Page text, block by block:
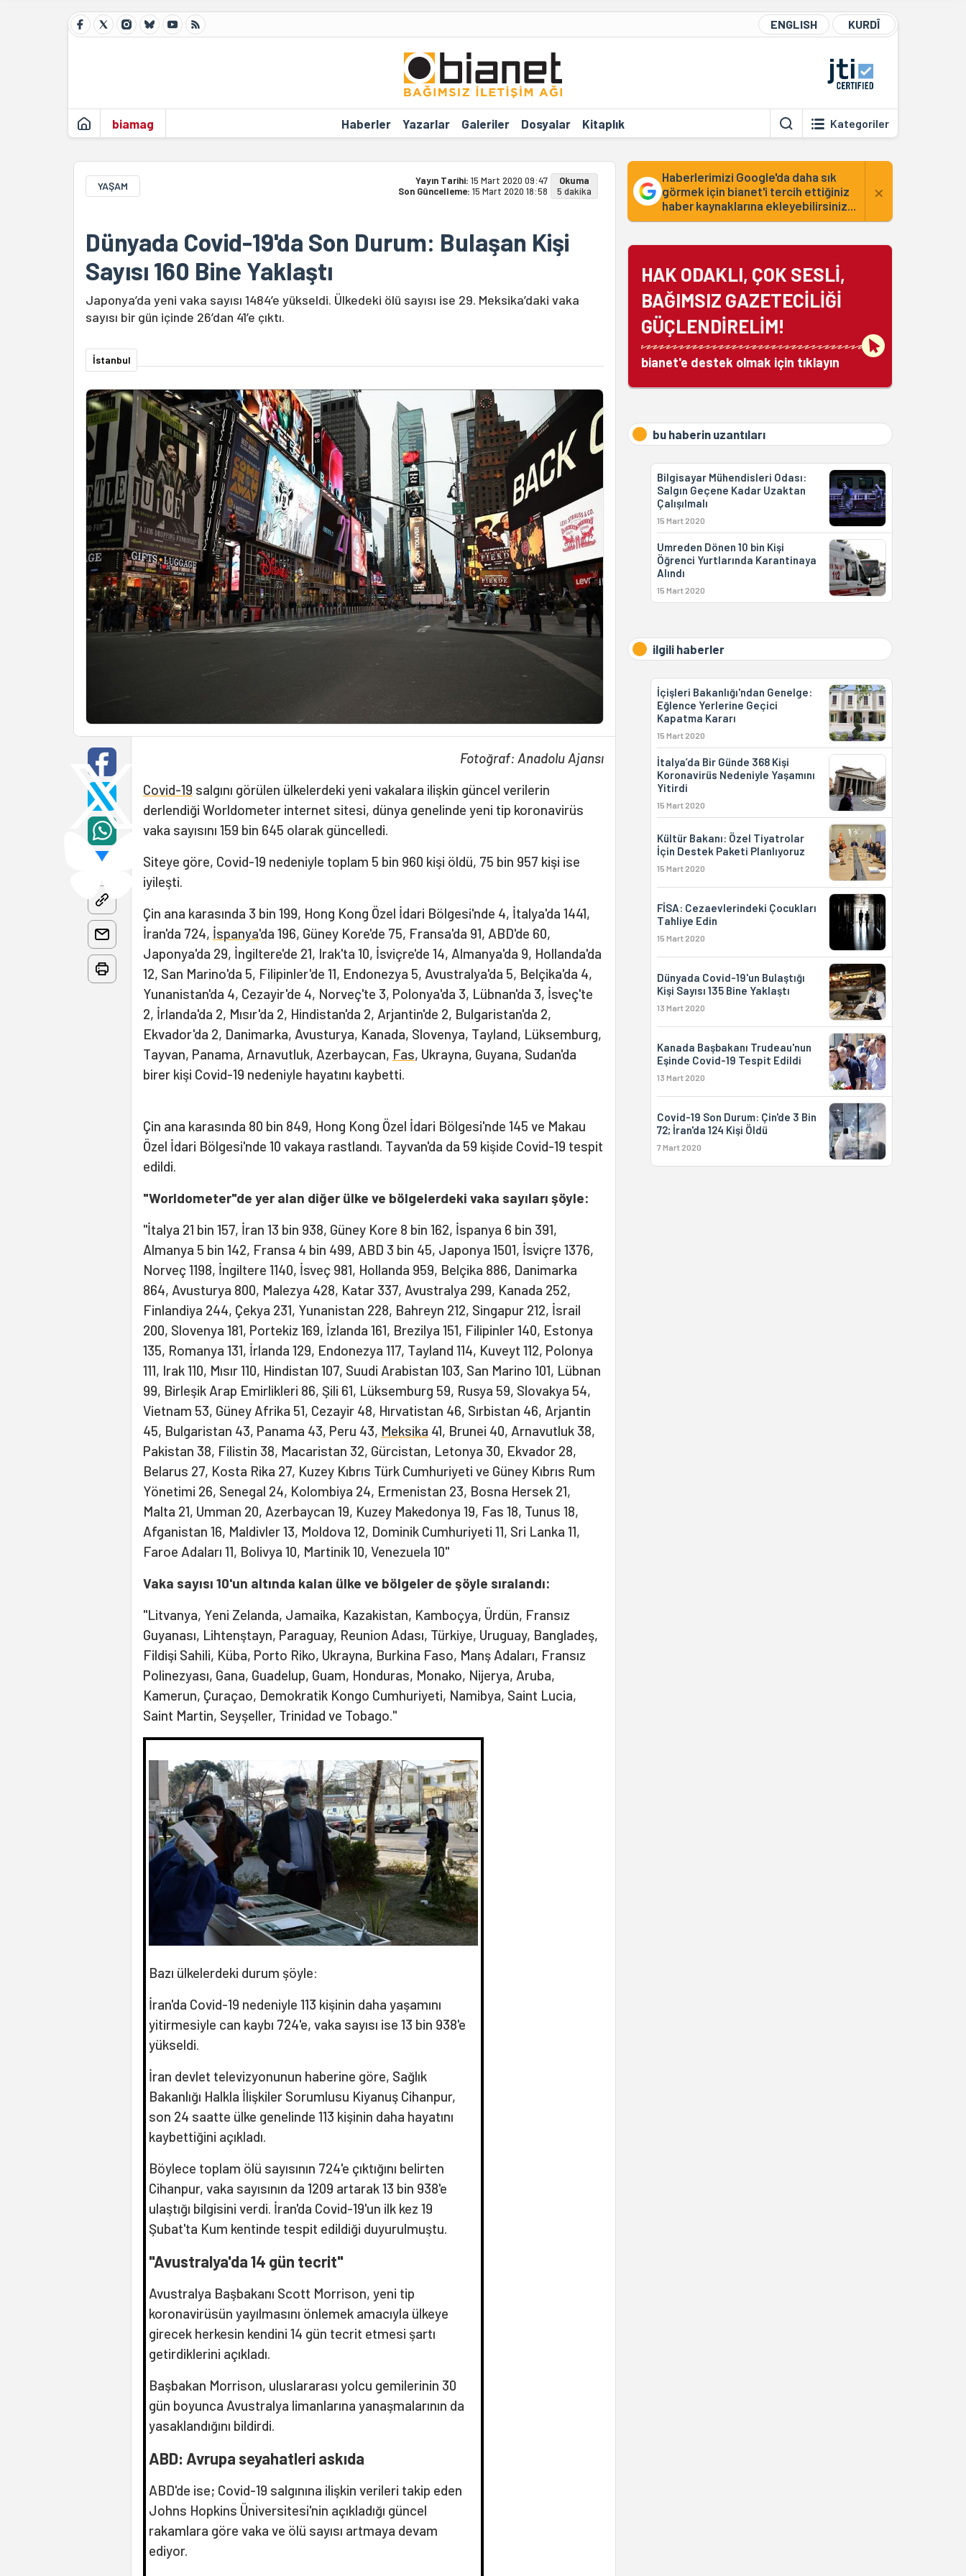
ENGLISH KURDÎ
biamag Haberler Yazarlar Galeriler Dosyalar Kitaplık Kategoriler
YAŞAM Yayın Tarihi: 15 Mart 2020 09:47
Son Güncelleme: 15 Mart 2020 18:58
Okuma
5 dakika
Dünyada Covid-19'da Son Durum: Bulaşan Kişi
Sayısı 160 Bine Yaklaştı
Japonya’da yeni vaka sayısı 1484’e yükseldi. Ülkedeki ölü sayısı ise 29. Meksika’daki vaka
sayısı bir gün içinde 26’dan 41’e çıktı.
İstanbul
Fotoğraf: Anadolu Ajansı
Covid-19 salgını görülen ülkelerdeki yeni vakalara ilişkin güncel verilerin
derlendiği Worldometer internet sitesi, dünya genelinde yeni tip koronavirüs
vaka sayısını 159 bin 645 olarak güncelledi.
Siteye göre, Covid-19 nedeniyle toplam 5 bin 960 kişi öldü, 75 bin 957 kişi ise
iyileşti.
Çin ana karasında 3 bin 199, Hong Kong Özel İdari Bölgesi'nde 4, İtalya'da 1441,
İran'da 724, İspanya'da 196, Güney Kore'de 75, Fransa'da 91, ABD'de 60,
Japonya'da 29, İngiltere'de 21, Irak'ta 10, İsviçre'de 14, Almanya'da 9, Hollanda'da
12, San Marino'da 5, Filipinler'de 11, Endonezya 5, Avustralya'da 5, Belçika'da 4,
Yunanistan'da 4, Cezayir'de 4, Norveç'te 3, Polonya'da 3, Lübnan'da 3, İsveç'te
2, İrlanda'da 2, Mısır'da 2, Hindistan'da 2, Arjantin'de 2, Bulgaristan'da 2,
Ekvador'da 2, Danimarka, Avusturya, Kanada, Slovenya, Tayland, Lüksemburg,
Tayvan, Panama, Arnavutluk, Azerbaycan, Fas, Ukrayna, Guyana, Sudan'da
birer kişi Covid-19 nedeniyle hayatını kaybetti.
Çin ana karasında 80 bin 849, Hong Kong Özel İdari Bölgesi'nde 145 ve Makau
Özel İdari Bölgesi'nde 10 vakaya rastlandı. Tayvan'da da 59 kişide Covid-19 tespit
edildi.
"Worldometer"de yer alan diğer ülke ve bölgelerdeki vaka sayıları şöyle:
"İtalya 21 bin 157, İran 13 bin 938, Güney Kore 8 bin 162, İspanya 6 bin 391,
Almanya 5 bin 142, Fransa 4 bin 499, ABD 3 bin 45, Japonya 1501, İsviçre 1376,
Norveç 1198, İngiltere 1140, İsveç 981, Hollanda 959, Belçika 886, Danimarka
864, Avusturya 800, Malezya 428, Katar 337, Avustralya 299, Kanada 252,
Finlandiya 244, Çekya 231, Yunanistan 228, Bahreyn 212, Singapur 212, İsrail
200, Slovenya 181, Portekiz 169, İzlanda 161, Brezilya 151, Filipinler 140, Estonya
135, Romanya 131, İrlanda 129, Endonezya 117, Tayland 114, Kuveyt 112, Polonya
111, Irak 110, Mısır 110, Hindistan 107, Suudi Arabistan 103, San Marino 101, Lübnan
99, Birleşik Arap Emirlikleri 86, Şili 61, Lüksemburg 59, Rusya 59, Slovakya 54,
Vietnam 53, Güney Afrika 51, Cezayir 48, Hırvatistan 46, Sırbistan 46, Arjantin
45, Bulgaristan 43, Panama 43, Peru 43, Meksika 41, Brunei 40, Arnavutluk 38,
Pakistan 38, Filistin 38, Macaristan 32, Gürcistan, Letonya 30, Ekvador 28,
Belarus 27, Kosta Rika 27, Kuzey Kıbrıs Türk Cumhuriyeti ve Güney Kıbrıs Rum
Yönetimi 26, Senegal 24, Kolombiya 24, Ermenistan 23, Bosna Hersek 21,
Malta 21, Umman 20, Azerbaycan 19, Kuzey Makedonya 19, Fas 18, Tunus 18,
Afganistan 16, Maldivler 13, Moldova 12, Dominik Cumhuriyeti 11, Sri Lanka 11,
Faroe Adaları 11, Bolivya 10, Martinik 10, Venezuela 10"
Vaka sayısı 10'un altında kalan ülke ve bölgeler de şöyle sıralandı:
"Litvanya, Yeni Zelanda, Jamaika, Kazakistan, Kamboçya, Ürdün, Fransız
Guyanası, Lihtenştayn, Paraguay, Reunion Adası, Türkiye, Uruguay, Bangladeş,
Fildişi Sahili, Küba, Porto Riko, Ukrayna, Burkina Faso, Manş Adaları, Fransız
Polinezyası, Gana, Guadelup, Guam, Honduras, Monako, Nijerya, Aruba,
Kamerun, Çuraçao, Demokratik Kongo Cumhuriyeti, Namibya, Saint Lucia,
Saint Martin, Seyşeller, Trinidad ve Tobago."
Bazı ülkelerdeki durum şöyle:
İran'da Covid-19 nedeniyle 113 kişinin daha yaşamını
yitirmesiyle can kaybı 724'e, vaka sayısı ise 13 bin 938'e
yükseldi.
İran devlet televizyonunun haberine göre, Sağlık
Bakanlığı Halkla İlişkiler Sorumlusu Kiyanuş Cihanpur,
son 24 saatte ülke genelinde 113 kişinin daha hayatını
kaybettiğini açıkladı.
Böylece toplam ölü sayısının 724'e çıktığını belirten
Cihanpur, vaka sayısının da 1209 artarak 13 bin 938'e
ulaştığı bilgisini verdi. İran'da Covid-19'un ilk kez 19
Şubat'ta Kum kentinde tespit edildiği duyurulmuştu.
"Avustralya'da 14 gün tecrit"
Avustralya Başbakanı Scott Morrison, yeni tip
koronavirüsün yayılmasını önlemek amacıyla ülkeye
girecek herkesin kendini 14 gün tecrit etmesi şartı
getirdiklerini açıkladı.
Başbakan Morrison, uluslararası yolcu gemilerinin 30
gün boyunca Avustralya limanlarına yanaşmalarının da
yasaklandığını bildirdi.
ABD: Avrupa seyahatleri askıda
ABD'de ise; Covid-19 salgınına ilişkin verileri takip eden
Johns Hopkins Üniversitesi'nin açıkladığı güncel
rakamlara göre vaka ve ölü sayısı artmaya devam
ediyor.
Haberlerimizi Google'da daha sık
görmek için bianet'i tercih ettiğiniz
haber kaynaklarına ekleyebilirsiniz...
×
HAK ODAKLI, ÇOK SESLİ,
BAĞIMSIZ GAZETECİLİĞİ
GÜÇLENDİRELİM!
bianet'e destek olmak için tıklayın
bu haberin uzantıları
Bilgisayar Mühendisleri Odası:
Salgın Geçene Kadar Uzaktan
Çalışılmalı
15 Mart 2020
Umreden Dönen 10 bin Kişi
Öğrenci Yurtlarında Karantinaya
Alındı
15 Mart 2020
ilgili haberler
İçişleri Bakanlığı'ndan Genelge:
Eğlence Yerlerine Geçici
Kapatma Kararı
15 Mart 2020
İtalya’da Bir Günde 368 Kişi
Koronavirüs Nedeniyle Yaşamını
Yitirdi
15 Mart 2020
Kültür Bakanı: Özel Tiyatrolar
İçin Destek Paketi Planlıyoruz
15 Mart 2020
FİSA: Cezaevlerindeki Çocukları
Tahliye Edin
15 Mart 2020
Dünyada Covid-19'un Bulaştığı
Kişi Sayısı 135 Bine Yaklaştı
13 Mart 2020
Kanada Başbakanı Trudeau'nun
Eşinde Covid-19 Tespit Edildi
13 Mart 2020
Covid-19 Son Durum: Çin'de 3 Bin
72; İran'da 124 Kişi Öldü
7 Mart 2020